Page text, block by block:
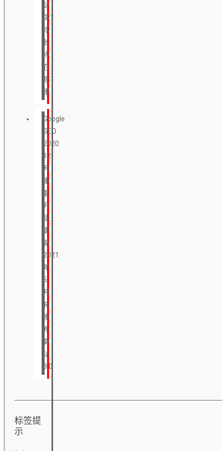
么
做？
增
长
点
在
哪
里
Google
SEO
2020
12
月
重
要
升
级
更
新
2021
年
5
月
将
发
布
算
法
3.0
标签提
示